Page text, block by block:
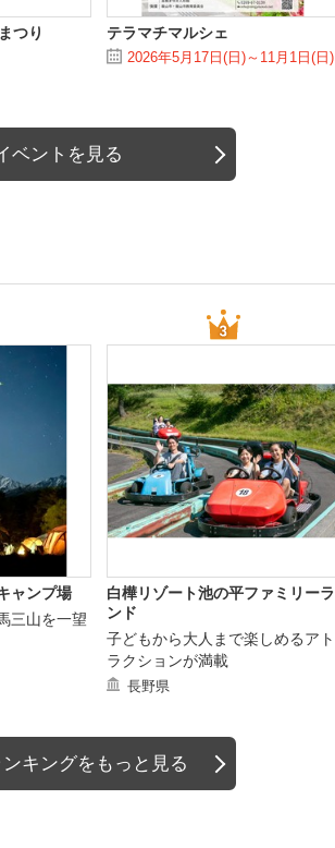
つり テラマチマルシェ
2026年5月17日(日)～11月1日(日)
ベントを見る
ャンプ場
三山を一望
白樺リゾート池の平ファミリーラ
ンド
子どもから大人まで楽しめるアト
ラクションが満載
長野県
キングをもっと見る